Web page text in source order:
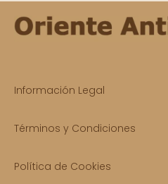
Información Legal
Términos y Condiciones
Política de Cookies